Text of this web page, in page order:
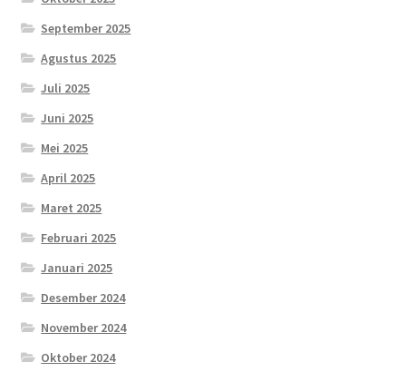
September 2025
Agustus 2025
Juli 2025
Juni 2025
Mei 2025
April 2025
Maret 2025
Februari 2025
Januari 2025
Desember 2024
November 2024
Oktober 2024